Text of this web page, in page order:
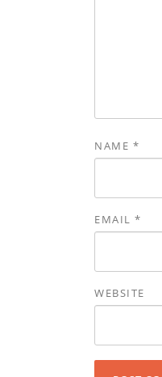
NAME *
EMAIL *
WEBSITE